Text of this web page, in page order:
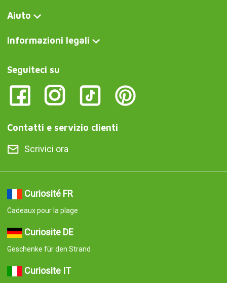
Aiuto
Informazioni legali
Seguiteci su
Contatti e servizio clienti
Scrivici ora
Curiosité FR
Cadeaux pour la plage
Curiosite DE
Geschenke für den Strand
Curiosite IT